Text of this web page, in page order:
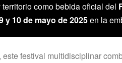
como bebida oficial del
y 10 de mayo de 2025en la
festival multidisciplinar